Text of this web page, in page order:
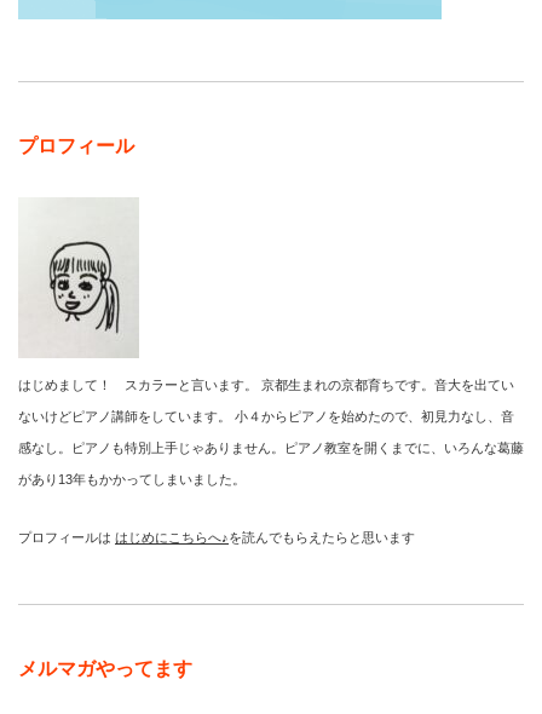
プロフィール
はじめまして！ スカラーと言います。 京都生まれの京都育ちです。音大を出てい
ないけどピアノ講師をしています。 小４からピアノを始めたので、初見力なし、音
感なし。ピアノも特別上手じゃありません。ピアノ教室を開くまでに、いろんな葛藤
があり13年もかかってしまいました。
プロフィールは はじめにこちらへ♪を読んでもらえたらと思います
メルマガやってます